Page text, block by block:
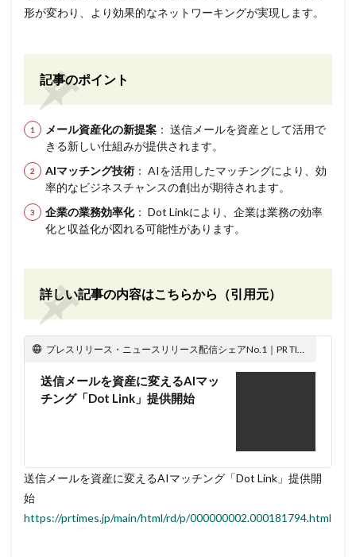
形が変わり、より効果的なネットワーキングが実現します。
記事のポイント
メール資産化の新提案 ： 送信メールを資産として活用で
きる新しい仕組みが提供されます。
AIマッチング技術 ： AIを活用したマッチングにより、効
率的なビジネスチャンスの創出が期待されます。
企業の業務効率化： Dot Linkにより、企業は業務の効率
化と収益化が図れる可能性があります。
詳しい記事の内容はこちらから（引用元）
プレスリリース・ニュースリリース配信シェアNo.1｜PR TIMES
送信メールを資産に変えるAIマッ
チング「Dot Link」提供開始
送信メールを資産に変えるAIマッチング「Dot Link」提供開
始
https://prtimes.jp/main/html/rd/p/000000002.000181794.html